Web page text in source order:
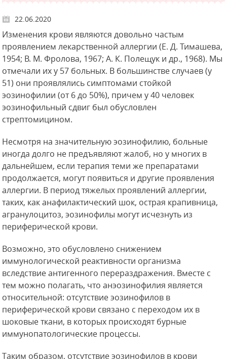
22.06.2020
Изменения крови являются довольно частым
проявлением лекарственной аллергии (Е. Д. Тимашева,
1954; В. М. Фролова, 1967; А. К. Полещук и др., 1968). Мы
отмечали их у 57 больных. В большинстве случаев (у
51) они проявлялись симптомами стойкой
эозинофилии (от 6 до 50%), причем у 40 человек
эозинофильный сдвиг был обусловлен
стрептомицином.
Несмотря на значительнуюэозинофилию, больные
иногда долго не предъявляют жалоб, но у многих в
дальнейшем, если терапия теми же препаратами
продолжается, могут появиться и другие проявления
аллергии. В период тяжелых проявлений аллергии,
таких, как анафилактический шок, острая крапивница,
агранулоцитоз, эозинофилы могут исчезнуть из
периферической крови.
Возможно, это обусловлено снижением
иммунологической реактивности организма
вследствие антигенного перераздражения. Вместе с
тем можно полагать, что анэозинофилия является
относительной: отсутствие эозинофилов в
периферической крови связано с переходом их в
шоковые ткани, в которых происходят бурные
иммунопатологические процессы.
Таким образом, отсутствие эозинофилов в крови